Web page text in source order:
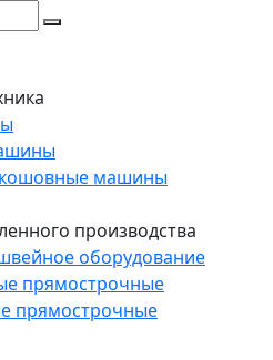
машины
производства
оборудование
прямострочные
прямострочные